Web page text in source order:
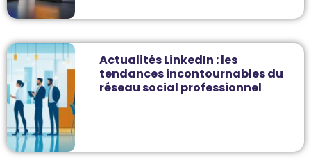
Actualités LinkedIn : les
tendances incontournables du
réseau social professionnel